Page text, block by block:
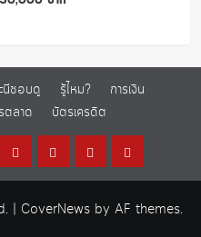
นีชอบดู รู้ไหม?
การเงิน
ตลาด บัตรเครดิต
การ
บทความการ
บัตร
| CoverNewsby AF themes.